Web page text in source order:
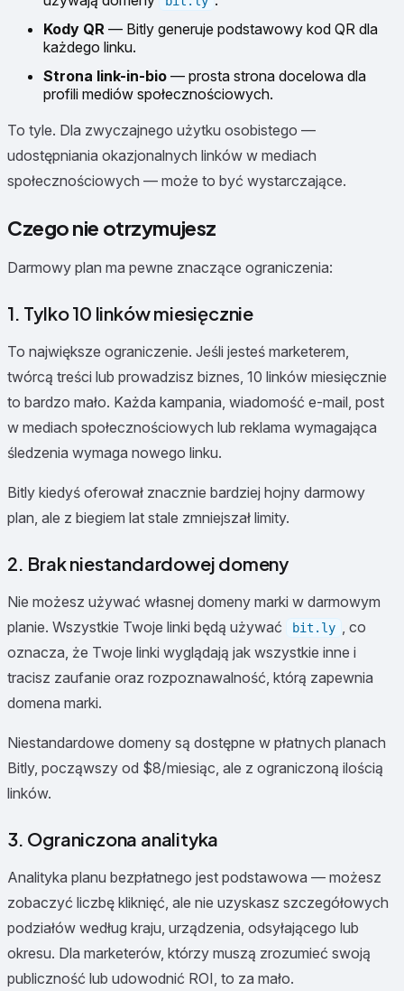
Kody QR — Bitly generuje podstawowy kod QR dla
każdego linku.
Strona link-in-bio — prosta strona docelowa dla
profili mediów społecznościowych.
To tyle. Dla zwyczajnego użytku osobistego —
udostępniania okazjonalnych linków w mediach
społecznościowych — może to być wystarczające.
Czego nie otrzymujesz
Darmowy plan ma pewne znaczące ograniczenia:
1. Tylko 10 linków miesięcznie
To największe ograniczenie. Jeśli jesteś marketerem,
twórcą treści lub prowadzisz biznes, 10 linków miesięcznie
to bardzo mało. Każda kampania, wiadomość e-mail, post
w mediach społecznościowych lub reklama wymagająca
śledzenia wymaga nowego linku.
Bitly kiedyś oferował znacznie bardziej hojny darmowy
plan, ale z biegiem lat stale zmniejszał limity.
2. Brak niestandardowej domeny
Nie możesz używać własnej domeny marki w darmowym
planie. Wszystkie Twoje linki będą używać
bit.ly , co
oznacza, że Twoje linki wyglądają jak wszystkie inne i
tracisz zaufanie oraz rozpoznawalność, którą zapewnia
domena marki.
Niestandardowe domeny są dostępne w płatnych planach
Bitly, począwszy od $8/miesiąc, ale z ograniczoną ilością
linków.
3. Ograniczona analityka
Analityka planu bezpłatnego jest podstawowa — możesz
zobaczyć liczbę kliknięć, ale nie uzyskasz szczegółowych
podziałów według kraju, urządzenia, odsyłającego lub
okresu. Dla marketerów, którzy muszą zrozumieć swoją
publiczność lub udowodnić ROI, to za mało.